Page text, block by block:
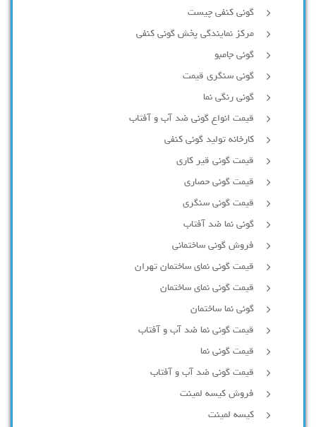
گونی کنفی چیست
مرکز نمایندگی پخش گونی کنفی
گونی جامبو
گونی سنگری قیمت
گونی رنگی نما
قیمت انواع گونی ضد آب و آفتاب
کارخانه تولید گونی کنفی
قیمت گونی قیر کاری
قیمت گونی حصاری
قیمت گونی سنگری
گونی نما ضد آفتاب
فروش گونی ساختمانی
قیمت گونی نمای ساختمان تهران
قیمت گونی نمای ساختمان
گونی نما ساختمان
قیمت گونی نما ضد آب و آفتاب
قیمت گونی نما
قیمت گونی ضد آب و آفتاب
فروش کیسه لمینت
کیسه لمینت